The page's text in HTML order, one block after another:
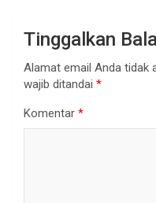
Tinggalkan
Alamat email Anda tidak
wajib ditandai *
Komentar *